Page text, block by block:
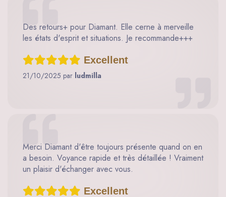
Des retours+ pour Diamant. Elle cerne à merveille
les états d'esprit et situations. Je recommande+++
Excellent
21/10/2025 par ludmilla
Merci Diamant d'être toujours présente quand on en
a besoin. Voyance rapide et très détaillée ! Vraiment
un plaisir d'échanger avec vous.
Excellent